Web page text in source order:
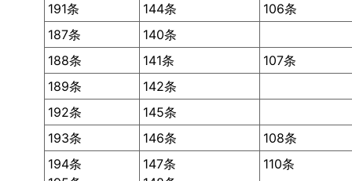
191条
144条
106条
187条
140条
188条
141条
107条
189条
142条
192条
145条
193条
146条
108条
194条
147条
110条